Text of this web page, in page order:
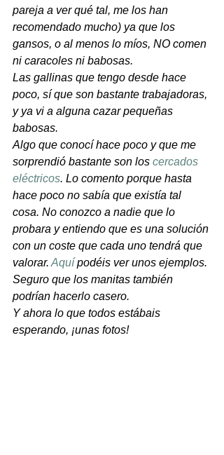
pareja a ver qué tal, me los han
recomendado mucho) ya que los
gansos, o al menos lo míos, NO comen
ni caracoles ni babosas.
Las gallinas que tengo desde hace
poco, sí que son bastante trabajadoras,
y ya vi a alguna cazar pequeñas
babosas.
Algo que conocí hace poco y que me
sorprendió bastante son los cercados
eléctricos. Lo comento porque hasta
hace poco no sabía que existía tal
cosa. No conozco a nadie que lo
probara y entiendo que es una solución
con un coste que cada uno tendrá que
valorar. Aquí podéis ver unos ejemplos.
Seguro que los manitas también
podrían hacerlo casero.
Y ahora lo que todos estábais
esperando, ¡unas fotos!